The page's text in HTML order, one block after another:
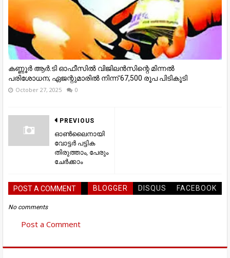
കണ്ണൂര്‍ ആര്‍.ടി ഓഫീസില്‍ വിജിലൻസിന്റെ മിന്നല്‍
പരിശോധന; ഏജന്റുമാരില്‍ നിന്ന് 67,500 രൂപ പിടികൂടി
October 27, 2025 0
PREVIOUS
ഓണ്‍ലൈനായി
വോട്ടര്‍ പട്ടിക
തിരുത്താം, പേരും
ചേര്‍ക്കാം
POST A COMMENT BLOGGER DISQUS FACEBOOK
No comments
Post a Comment